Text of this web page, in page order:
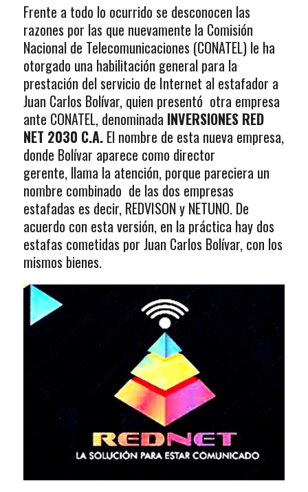
Frente a todo lo ocurrido se desconocen las
razones por las que nuevamente la Comisión
Nacional de Telecomunicaciones (CONATEL) le ha
otorgado una habilitación general para la
prestación del servicio de Internet al estafador a
Juan Carlos Bolívar, quien presentó otra empresa
ante CONATEL, denominada INVERSIONES RED
NET 2030 C.A. El nombre de esta nueva empresa,
donde Bolívar aparece como director
gerente, llama la atención, porque pareciera un
nombre combinado de las dos empresas
estafadas es decir, REDVISON y NETUNO. De
acuerdo con esta versión, en la práctica hay dos
estafas cometidas por Juan Carlos Bolívar, con los
mismos bienes.